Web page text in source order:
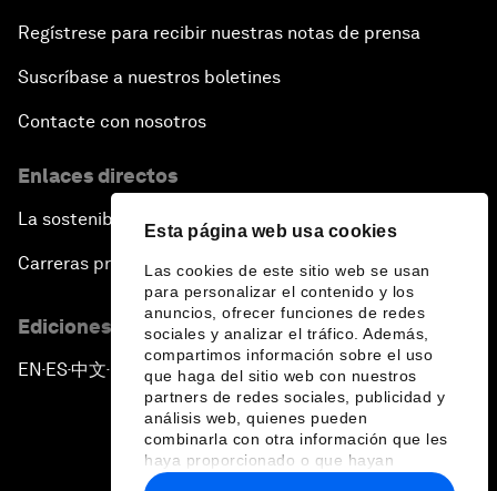
Esta página web usa cookies
Las cookies de este sitio web se usan
para personalizar el contenido y los
anuncios, ofrecer funciones de redes
sociales y analizar el tráfico. Además,
compartimos información sobre el uso
que haga del sitio web con nuestros
partners de redes sociales, publicidad y
análisis web, quienes pueden
combinarla con otra información que les
haya proporcionado o que hayan
recopilado a partir del uso que haya
Regístrese para recibir nuestras notas de prensa
Suscríbase a nuestros boletines
Contacte con nosotros
Enlaces directos
La sostenibilidad en el Foro
Carreras profesionales
Ediciones en otros idiomas
EN ▪ES▪中文▪ 日本語